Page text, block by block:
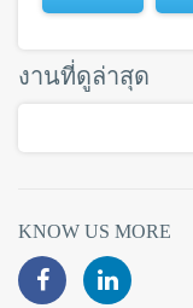
งานที่ดูล่าสุด
KNOW US MORE